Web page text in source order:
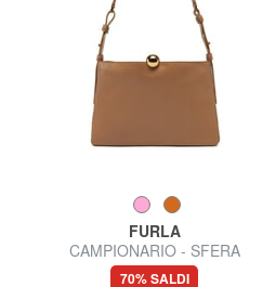
FURLA
CAMPIONARIO - SFERA
SOFT Borsa a spalla
70% SALDI